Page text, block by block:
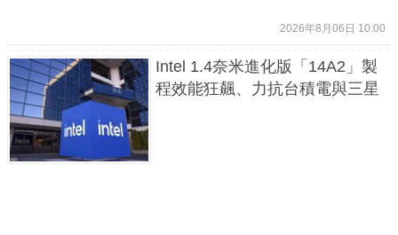
2026年8月06日 10:00
Intel 1.4奈米進化版「14A2」製
程效能狂飆、力抗台積電與三星